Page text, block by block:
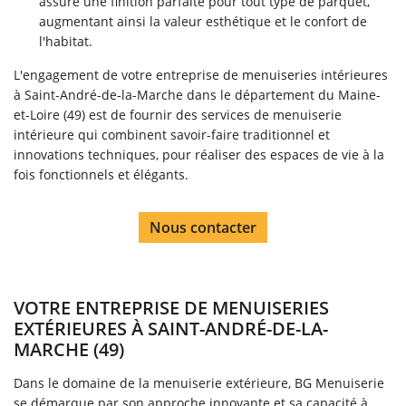
augmentant ainsi la valeur esthétique et le confort de
l'habitat.
L'engagement de votre entreprise de menuiseries intérieures
à Saint-André-de-la-Marche dans le département du Maine-
et-Loire (49) est de fournir des services de menuiserie
intérieure qui combinent savoir-faire traditionnel et
innovations techniques, pour réaliser des espaces de vie à la
fois fonctionnels et élégants.
Nous contacter
VOTRE ENTREPRISE DE MENUISERIES
EXTÉRIEURES À SAINT-ANDRÉ-DE-LA-
MARCHE (49)
Dans le domaine de la menuiserie extérieure, BG Menuiserie